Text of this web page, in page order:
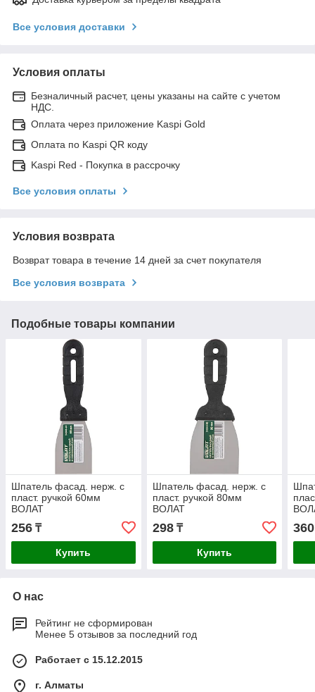
Все условия доставки
Условия оплаты
Безналичный расчет, цены указаны на сайте с учетом
НДС.
Оплата через приложение Kaspi Gold
Оплата по Kaspi QR коду
Kaspi Red - Покупка в рассрочку
Все условия оплаты
Условия возврата
Возврат товара в течение 14 дней за счет покупателя
Все условия возврата
Подобные товары компании
Шпатель фасад. нерж. с
пласт. ручкой 60мм
ВОЛАТ
256 ₸
Купить
Шпатель фасад. нерж. с
пласт. ручкой 80мм
ВОЛАТ
298₸
Купить
360
О нас
Рейтинг не сформирован
Менее 5 отзывов за последний год
Работает с 15.12.2015
г. Алматы